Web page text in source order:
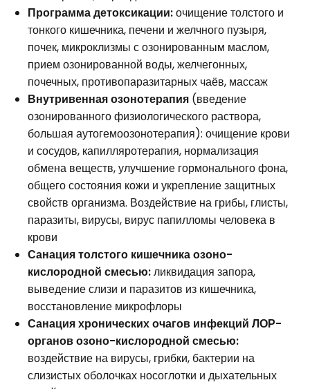
Программа детоксикации:очищение толстого и
тонкого кишечника, печени и желчного пузыря,
почек, микроклизмы с озонированным маслом,
прием озонированной воды, желчегонных,
почечных, противопаразитарных чаёв, массаж
Внутривеннаяозонотерапия (введение
озонированного физиологического раствора,
большая аутогемоозонотерапия): очищение крови
и сосудов, капилляротерапия, нормализация
обмена веществ, улучшение гормонального фона,
общего состояния кожи и укрепление защитных
свойств организма. Воздействие на грибы, глисты,
паразиты, вирусы, вирус папилломы человека в
крови
Санация толстого кишечника озоно-
кислородной смесью:ликвидация запора,
выведение слизи и паразитов из кишечника,
восстановление микрофлоры
Санация хронических очагов инфекций ЛОР-
органов озоно-кислородной смесью:
воздействие на вирусы, грибки, бактерии на
слизистых оболочках носоглотки и дыхательных